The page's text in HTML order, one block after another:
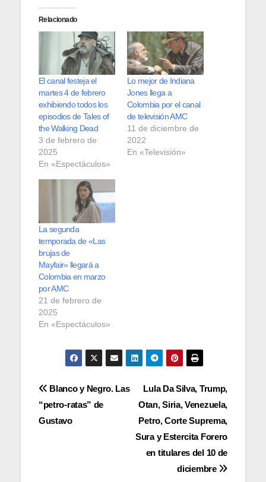
Relacionado
El canal festeja el
martes 4 de febrero
exhibiendo todos los
episodios de Tales of
the Walking Dead
3 de febrero de
2025
En «Espectáculos»
Lo mejor de Indiana
Jones llega a
Colombia por el canal
de televisión AMC
11 de diciembre de
2022
En «Televisión»
La segunda
temporada de «Las
brujas de
Mayfair» llegará a
Colombia en marzo
por AMC
21 de febrero de
2025
En «Espectáculos»
Navegación
de
Lula Da Silva, Trump,
Otan, Siria, Venezuela,
Petro, Corte Suprema,
Sura y Estercita Forero
en titulares del 10 de
diciembre
Blanco y Negro. Las
“petro-ratas” de
Gustavo